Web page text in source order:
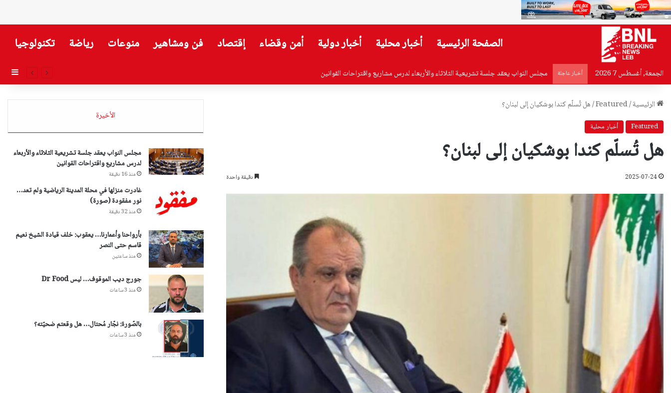
الصفحة الرئيسية أخبار محلية أخبار دولية أمن وقضاء إقتصاد فن ومشاهير منوعات رياضة تكنولوجيا
الجمعة, أغسطس 7 2026 أخبار عاجلة غادرت منزلها في محلة المدينة الرياضية ولم تعد… نور مفقودة (صورة)
الرئيسية/
Featured
/هل تُسلّم كندا بوشكيان إلى لبنان؟
Featured أخبار محلية
هل تُسلّم كندا بوشكيان إلى لبنان؟
2025-07-24 دقيقة واحدة
الأخيرة
مجلس النواب يعقد جلسة تشريعية الثلاثاء والأربعاء
لدرس مشاريع واقتراحات القوانين
منذ 16 دقيقة
غادرت منزلها في محلة المدينة الرياضية ولم تعد…
نور مفقودة (صورة)
منذ 32 دقيقة
بأرواحنا وأعمارنا… يعقوب: خلف قيادة الشيخ نعيم
قاسم حتى النصر
منذ ساعتين
جورج ديب الموقوف… ليس Dr Food
منذ 3 ساعات
بالصّورة: نجّار مُحتال… هل وقعتم ضحيّته؟
منذ 3 ساعات